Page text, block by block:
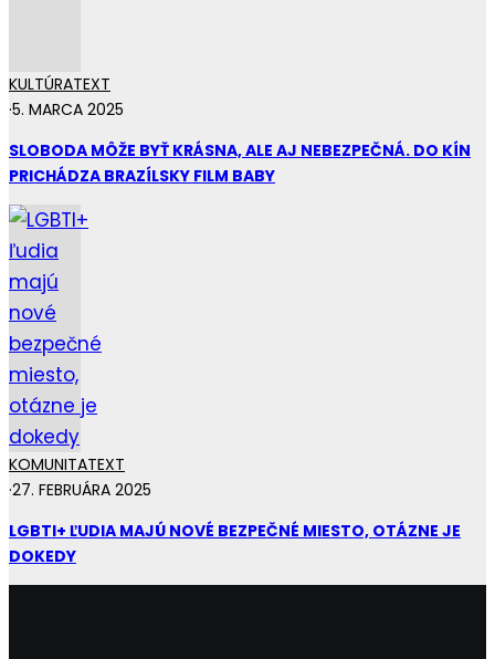
KULTÚRATEXT
·5. MARCA 2025
SLOBODA MÔŽE BYŤ KRÁSNA, ALE AJ NEBEZPEČNÁ. DO KÍN
PRICHÁDZA BRAZÍLSKY FILM BABY
KOMUNITATEXT
·27. FEBRUÁRA 2025
LGBTI+ ĽUDIA MAJÚ NOVÉ BEZPEČNÉ MIESTO, OTÁZNE JE
DOKEDY